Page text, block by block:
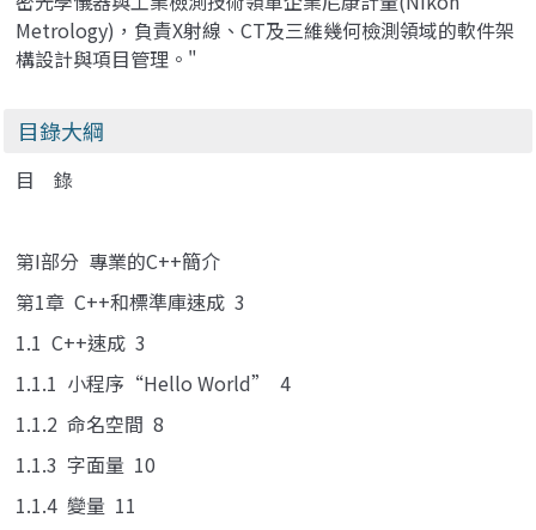
Metrology)，負責X射線、CT及三維幾何檢測領域的軟件架
構設計與項目管理。"
目錄大綱
目 錄
第I部分 專業的C++簡介
第1章 C++和標準庫速成 3
1.1 C++速成 3
1.1.1 小程序“Hello World” 4
1.1.2 命名空間 8
1.1.3 字面量 10
1.1.4 變量 11